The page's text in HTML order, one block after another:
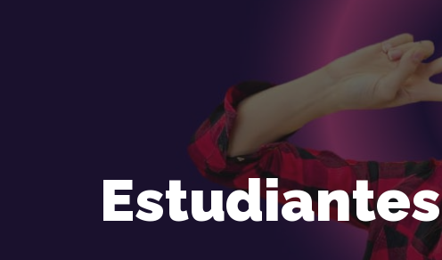
Estudiantes